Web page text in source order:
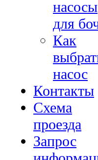
насосы
для
Как
насос
Контакты
Схема
проезда
Запрос